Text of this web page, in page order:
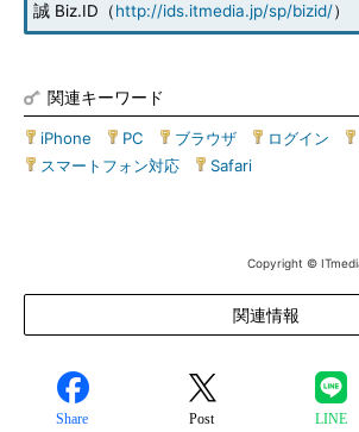
誠 Biz.ID（http://ids.itmedia.jp/sp/bizid/）
関連キーワード
iPhone PC ブラウザ ログイン
スマートフォン対応
Safari
Copyright ©
関連情報
Share Post LINE